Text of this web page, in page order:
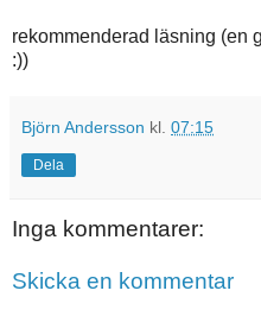
rekommenderad läsning (en
:))
Björn Andersson kl. 07:15
Dela
Inga kommentarer:
Skicka en kommentar